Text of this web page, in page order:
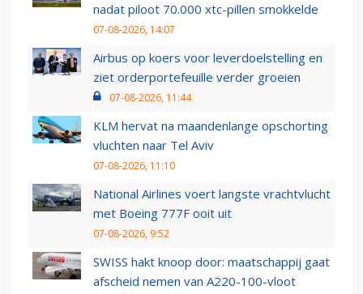
nadat piloot 70.000 xtc-pillen smokkelde
07-08-2026, 14:07
Airbus op koers voor leverdoelstelling en
ziet orderportefeuille verder groeien
07-08-2026, 11:44
KLM hervat na maandenlange opschorting
vluchten naar Tel Aviv
07-08-2026, 11:10
National Airlines voert langste vrachtvlucht
met Boeing 777F ooit uit
07-08-2026, 9:52
SWISS hakt knoop door: maatschappij gaat
afscheid nemen van A220-100-vloot